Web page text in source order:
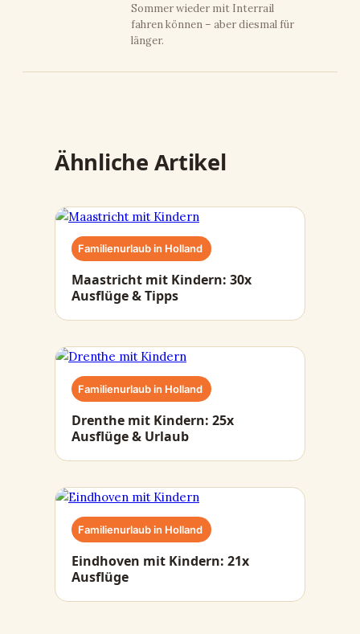
Sommer wieder mit Interrail
fahren können – aber diesmal für
länger.
Ähnliche Artikel
Familienurlaub in Holland
Maastricht mit Kindern: 30x
Ausflüge & Tipps
Familienurlaub in Holland
Drenthe mit Kindern: 25x
Ausflüge & Urlaub
Familienurlaub in Holland
Eindhoven mit Kindern: 21x
Ausflüge